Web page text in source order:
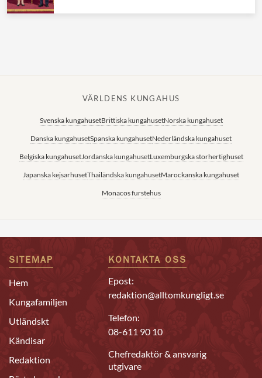
Japanska kejsarhuset
VÄRLDENS KUNGAHUS
Svenska kungahusetBrittiska kungahusetNorska kungahuset
Danska kungahusetSpanska kungahusetNederländska kungahuset
Belgiska kungahusetJordanska kungahusetLuxemburgska storhertighuset
Japanska kejsarhusetThailändska kungahusetMarockanska kungahuset
Monacos furstehus
SITEMAP
Hem
Kungafamiljen
Utländskt
Kändisar
Redaktion
KONTAKTA OSS
Epost:
redaktion@alltomkungligt.se
Telefon:
08-611 90 10
Chefredaktör & ansvarig
utgivare